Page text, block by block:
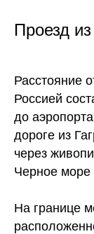
Проезд
Расстояние
Россией
до
дороге из
через
Черное море
На границе